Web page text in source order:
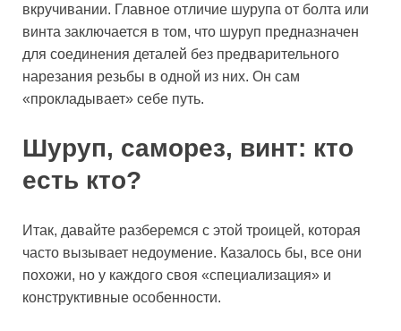
вкручивании. Главное отличие шурупа от болта или
винта заключается в том, что шуруп предназначен
для соединения деталей без предварительного
нарезания резьбы в одной из них. Он сам
«прокладывает» себе путь.
Шуруп, саморез, винт: кто
есть кто?
Итак, давайте разберемся с этой троицей, которая
часто вызывает недоумение. Казалось бы, все они
похожи, но у каждого своя «специализация» и
конструктивные особенности.